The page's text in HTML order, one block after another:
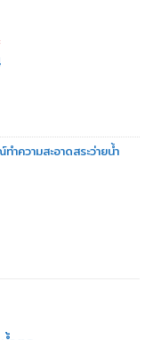
ำความสะอาดสระว่ายน้ำ